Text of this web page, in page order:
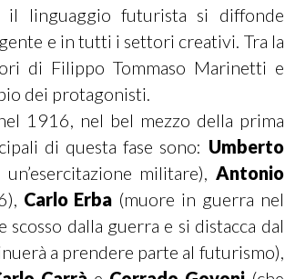
linguaggio futurista si diffonde
e in tutti i settori creativi. Tra la
di Filippo Tommaso Marinetti e
dei protagonisti.
1916, nel bel mezzo della prima
di questa fase sono: Umberto
militare), Antonio
Carlo Erba (muore in guerra nel
scosso dalla guerra e si distacca dal
a prendere parte al futurismo),